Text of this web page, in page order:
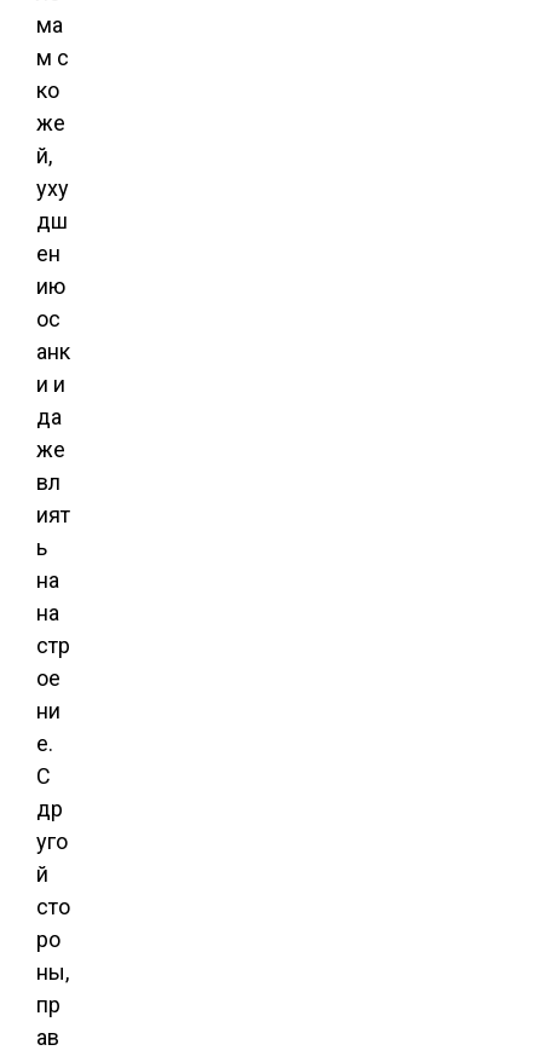
ма
м с
ко
же
й,
уху
дш
ен
ию
ос
анк
и и
да
же
вл
ият
ь
на
на
стр
ое
ни
е.
С
др
уго
й
сто
ро
ны,
пр
ав